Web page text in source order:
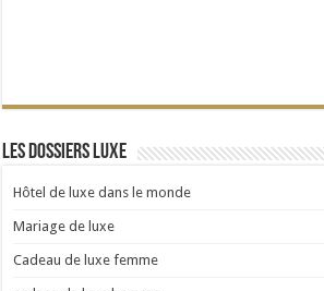
Les dossiers Luxe
Hôtel de luxe dans le monde
Mariage de luxe
Cadeau de luxe femme